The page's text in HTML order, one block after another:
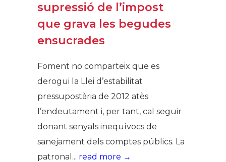
supressió de l’impost
que grava les begudes
ensucrades
Foment no comparteix que es
derogui la Llei d’estabilitat
pressupostària de 2012 atès
l’endeutament i, per tant, cal seguir
donant senyals inequívocs de
sanejament dels comptes públics. La
patronal... read more →